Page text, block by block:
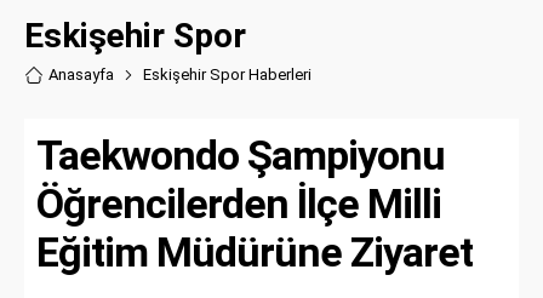
Eskişehir Spor
Anasayfa Eskişehir Spor Haberleri
Taekwondo Şampiyonu
Öğrencilerden İlçe Milli
Eğitim Müdürüne Ziyaret